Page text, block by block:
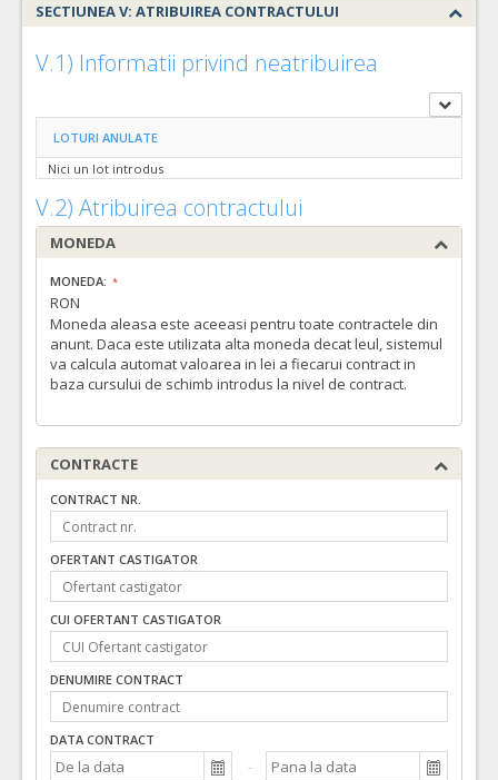
SECTIUNEA V: ATRIBUIREA CONTRACTULUI
V.1) Informatii privind neatribuirea
LOTURI ANULATE
Nici un lot introdus
V.2) Atribuirea contractului
MONEDA
MONEDA:
RON
Moneda aleasa este aceeasi pentru toate contractele din
anunt. Daca este utilizata alta moneda decat leul, sistemul
va calcula automat valoarea in lei a fiecarui contract in
baza cursului de schimb introdus la nivel de contract.
CONTRACTE
CONTRACT NR.
OFERTANT CASTIGATOR
CUI OFERTANT CASTIGATOR
DENUMIRE CONTRACT
DATA CONTRACT